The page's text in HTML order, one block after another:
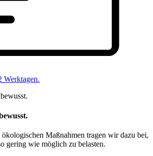
Werktagen.
Maßnahmen tragen wir dazu bei,
gering wie möglich zu belasten.